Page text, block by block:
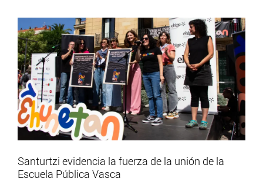
Santurtzi evidencia la fuerza de la unión de la
Escuela Pública Vasca